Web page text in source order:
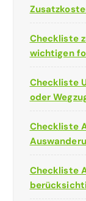
Checkliste
wichtigen
Checkliste
oder
Checkliste
Checkliste